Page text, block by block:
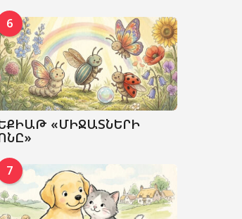
6
«ՄԻՋԱՏՆԵՐԻ
7